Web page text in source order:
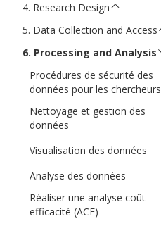
Research Design
Data Collection and Access
Processing and Analysis
Procédures de sécurité des
données pour les chercheurs
Nettoyage et gestion des
données
Visualisation des données
Analyse des données
Réaliser une analyse coût-
efficacité (ACE)